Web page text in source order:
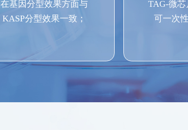
在基因分型效果方面与
KASP分型效果一致；
TAG-微
可一次